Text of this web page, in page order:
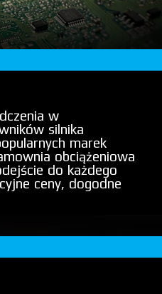
w
silnika
marek
obciążeniowa
do każdego
ceny, dogodne